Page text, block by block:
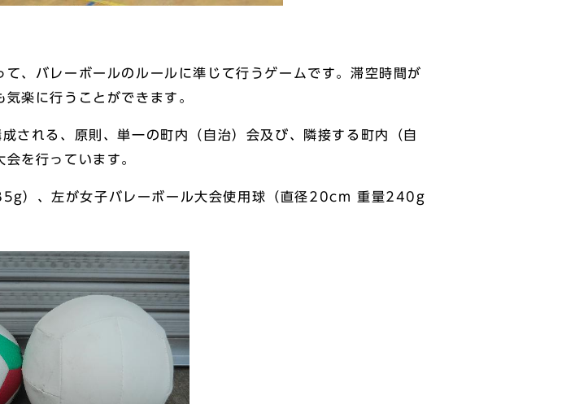
、バレーボールのルールに準じて行うゲームです。滞空時間が
楽に行うことができます。
される、原則、単一の町内（自治）会及び、隣接する町内（自
を行っています。
）、左が女子バレーボール大会使用球（直径20cm 重量240g